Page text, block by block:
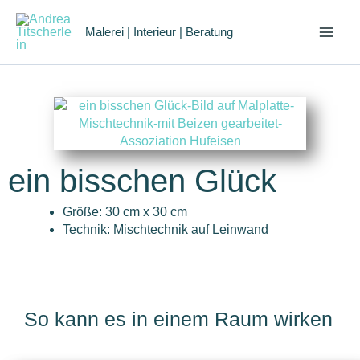
Inhalt
springen
Malerei | Interieur | Beratung
ein bisschen Glück
Größe: 30 cm x 30 cm
Technik: Mischtechnik auf Leinwand
So kann es in einem Raum wirken